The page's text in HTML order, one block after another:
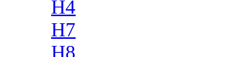
H4
H7
H8